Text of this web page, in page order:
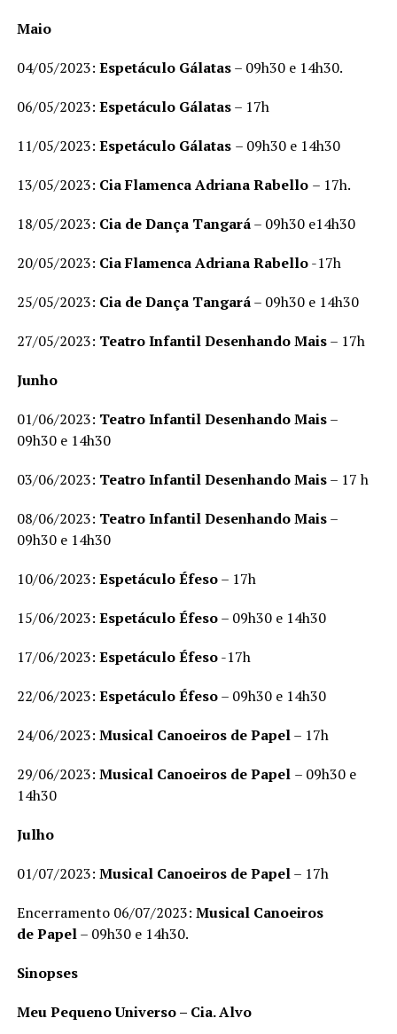
Maio
04/05/2023: Espetáculo Gálatas– 09h30 e 14h30.
06/05/2023: Espetáculo Gálatas– 17h
11/05/2023: Espetáculo Gálatas – 09h30 e 14h30
13/05/2023: Cia Flamenca Adriana Rabello – 17h.
18/05/2023: Cia de Dança Tangará– 09h30 e14h30
20/05/2023: Cia Flamenca Adriana Rabello-17h
25/05/2023: Cia de Dança Tangará– 09h30 e 14h30
27/05/2023: Teatro Infantil Desenhando Mais– 17h
Junho
01/06/2023: Teatro Infantil Desenhando Mais–
09h30 e 14h30
03/06/2023: Teatro Infantil Desenhando Mais– 17 h
08/06/2023: Teatro Infantil Desenhando Mais–
09h30 e 14h30
10/06/2023: Espetáculo Éfeso– 17h
15/06/2023: EspetáculoÉfeso– 09h30 e 14h30
17/06/2023: EspetáculoÉfeso-17h
22/06/2023: EspetáculoÉfeso– 09h30 e 14h30
24/06/2023: Musical Canoeiros de Papel– 17h
29/06/2023: Musical Canoeiros de Papel – 09h30 e
14h30
Julho
01/07/2023: Musical Canoeiros de Papel– 17h
Encerramento 06/07/2023: Musical Canoeiros
dePapel– 09h30 e 14h30.
Sinopses
Meu Pequeno Universo – Cia. Alvo